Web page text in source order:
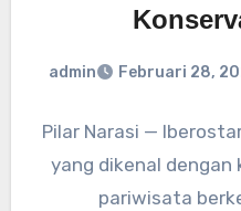
admin Februari 28,
Pilar Narasi —
yang dikenal
pariwisata